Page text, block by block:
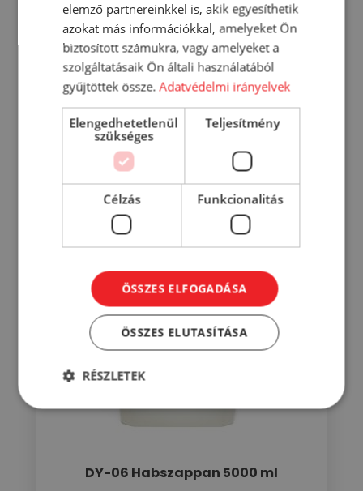
DY-05 Mosogatószer koncentrátum
5000 ml
4 181Ft
KOSÁRBA
DY-06 Habszappan 5000 ml
elemző partnereinkkel is, akik egyesíthetik
azokat más információkkal, amelyeket Ön
biztosított számukra, vagy amelyeket a
szolgáltatásaik Ön általi használatából
gyűjtöttek össze.Adatvédelmi irányelvek
Elengedhetetlenül
szükséges
Teljesítmény
Célzás Funkcionalitás
ÖSSZES ELFOGADÁSA
ÖSSZES ELUTASÍTÁSA
RÉSZLETEK